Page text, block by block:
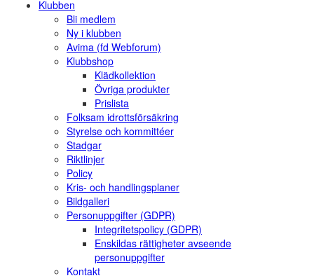
Klubben
Bli medlem
Ny i klubben
Avima (fd Webforum)
Klubbshop
Klädkollektion
Övriga produkter
Prislista
Folksam idrottsförsäkring
Styrelse och kommittéer
Stadgar
Riktlinjer
Policy
Kris- och handlingsplaner
Bildgalleri
Personuppgifter (GDPR)
Integritetspolicy (GDPR)
Enskildas rättigheter avseende
personuppgifter
Kontakt